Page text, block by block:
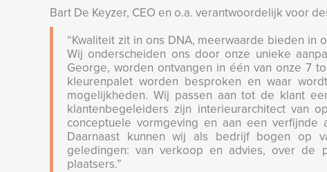
Bart De Keyzer, CEO en o.a. verantwoordelijk voor
“Kwaliteit zit in ons DNA, meerwaarde bieden in
Wij onderscheiden ons door onze unieke
George, worden ontvangen in één van onze 7
kleurenpalet worden besproken en waar
mogelijkheden. Wij passen aan tot de klant
klantenbegeleiders zijn interieurarchitect van
conceptuele vormgeving en aan een
Daarnaast kunnen wij als bedrijf bogen op
geledingen: van verkoop en advies, over de
plaatsers.”